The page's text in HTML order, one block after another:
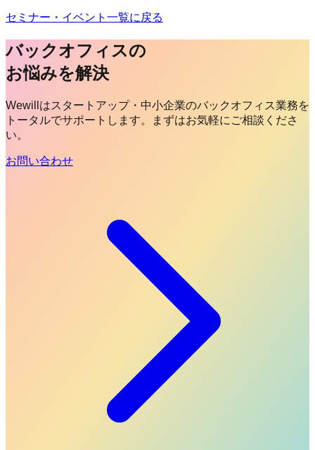
セミナー・イベント一覧に戻る
バックオフィスの
お悩みを解決
Wewillはスタートアップ・中小企業のバックオフィス業務を
トータルでサポートします。まずはお気軽にご相談くださ
い。
お問い合わせ